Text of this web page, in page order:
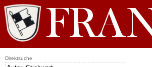
Direktsuche